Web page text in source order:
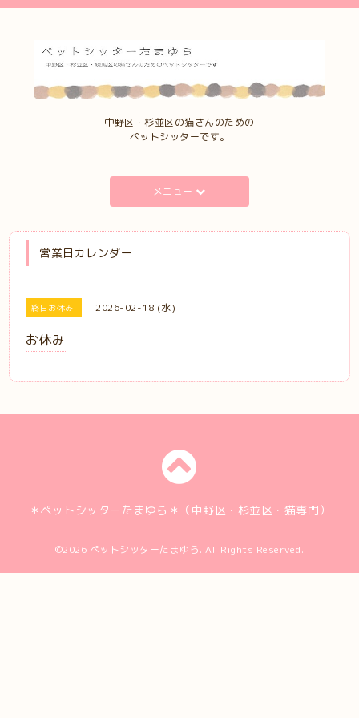
中野区・杉並区の猫さんのための
ペットシッターです。
メニュー
営業日カレンダー
終日お休み 2026-02-18 (水)
お休み
＊ペットシッターたまゆら＊（中野区・杉並区・猫専門）
©2026 ペットシッターたまゆら. All Rights Reserved.